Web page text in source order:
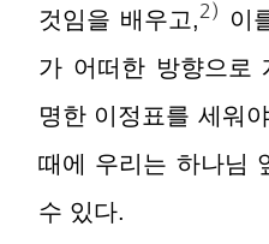
것임을 배우고,2)
이
가 어떠한 방향으로
명한 이정표를 세워
때에 우리는 하나님
수 있다.